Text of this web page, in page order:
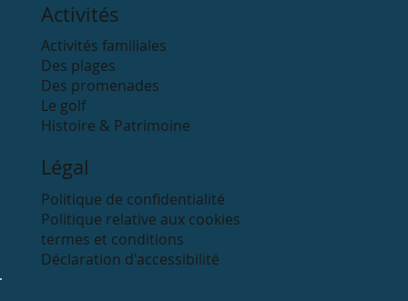
Activités
Activités familiales
Des plages
Des promenades
Le golf
Histoire & Patrimoine
Légal
Politique de confidentialité
Politique relative aux cookies
termes et conditions
Déclaration d'accessibilité